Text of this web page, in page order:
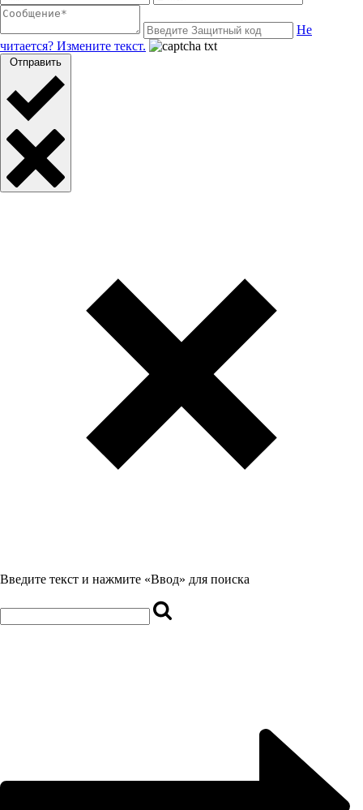
Не
читается? Измените текст.
Отправить
Введите текст и нажмите «Ввод» для поиска